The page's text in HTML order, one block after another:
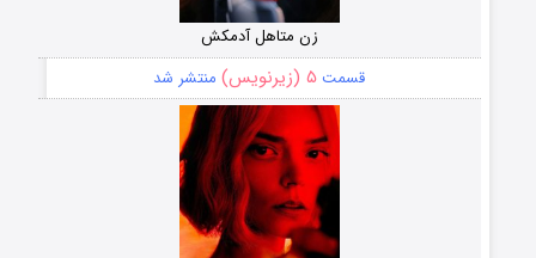
زن متاهل آدمکش
قسمت ۵ (زیرنویس) منتشر شد